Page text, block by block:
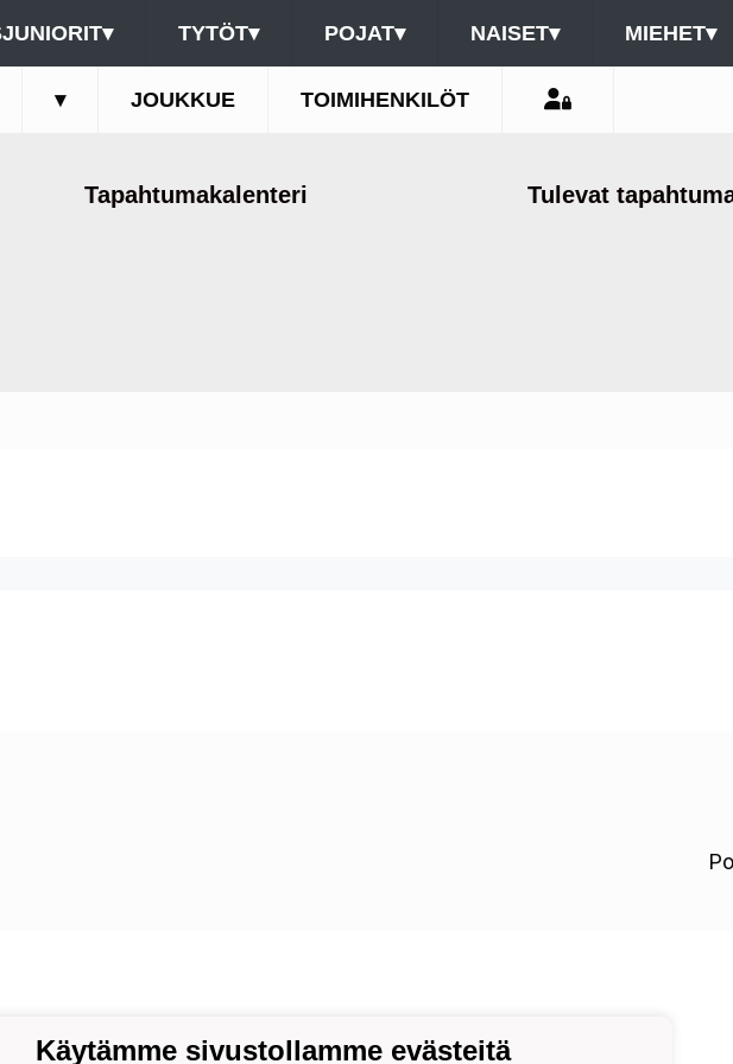
▾ TYTÖT▾ POJAT▾ NAISET▾ MIEHET▾
▾ JOUKKUE TOIMIHENKILÖT
Tapahtumakalenteri Tulevat
Käytämme sivustollamme evästeitä